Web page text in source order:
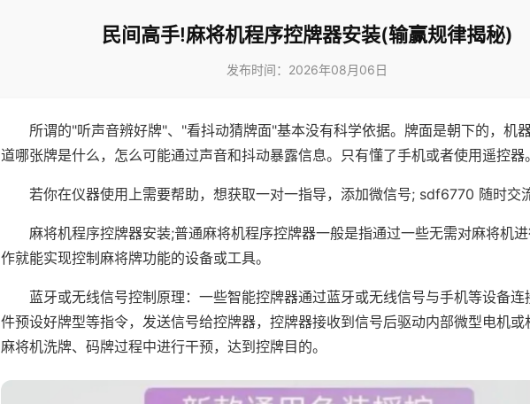
民间高手!麻将机程序控牌器安装(输赢规律揭秘)
发布时间：2026年08月06日
所谓的"听声音辨好牌"、"看抖动猜牌面"基本没有科学依据。牌面是朝下的，机
道哪张牌是什么，怎么可能通过声音和抖动暴露信息。只有懂了手机或者使用遥控器。
若你在仪器使用上需要帮助，想获取一对一指导，添加微信号; sdf6770 随时交
麻将机程序控牌器安装;普通麻将机程序控牌器一般是指通过一些无需对麻将机
作就能实现控制麻将牌功能的设备或工具。
蓝牙或无线信号控制原理：一些智能控牌器通过蓝牙或无线信号与手机等设备连
件预设好牌型等指令，发送信号给控牌器，控牌器接收到信号后驱动内部微型电机或
麻将机洗牌、码牌过程中进行干预，达到控牌目的。